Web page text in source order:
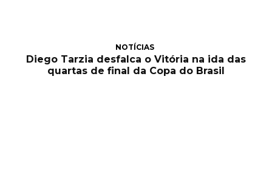
NOTÍCIAS
Diego Tarzia desfalca o Vitória na ida das
quartas de final da Copa do Brasil